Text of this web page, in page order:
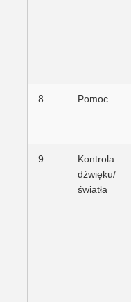
8 Pomoc
9
Kontrola
dźwięku/
światła